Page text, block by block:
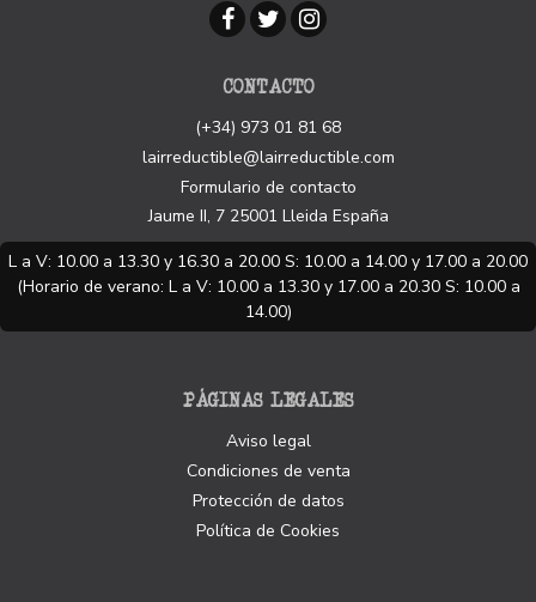
CONTACTO
(+34) 973 01 81 68
lairreductible@lairreductible.com
Formulario de contacto
Jaume II, 7 25001 Lleida España
L a V: 10.00 a 13.30 y 16.30 a 20.00 S: 10.00 a 14.00 y 17.00 a 20.00
(Horario de verano: L a V: 10.00 a 13.30 y 17.00 a 20.30 S: 10.00 a
14.00)
PÁGINAS LEGALES
Aviso legal
Condiciones de venta
Protección de datos
Política de Cookies